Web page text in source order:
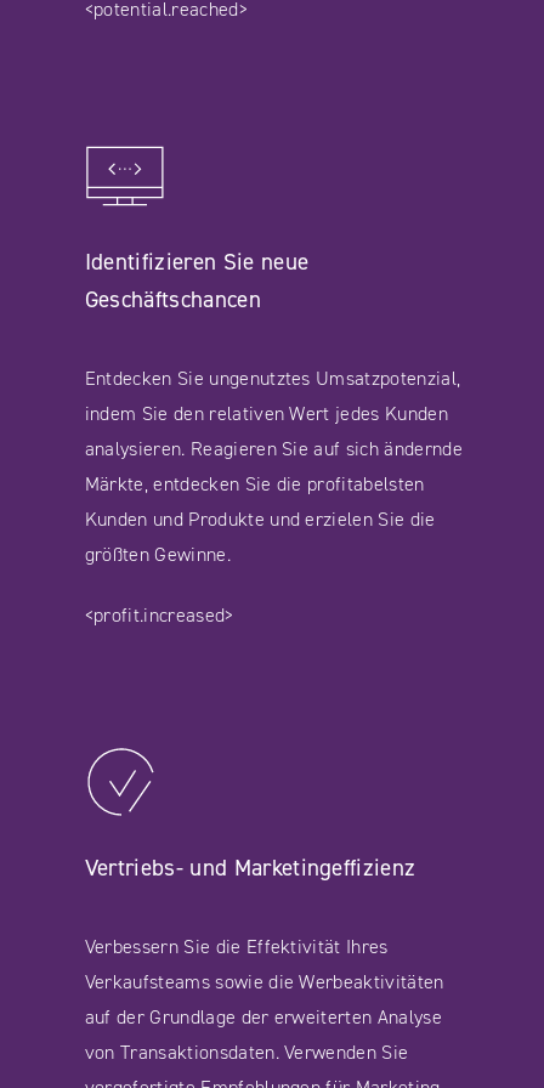
<potential.reached>
Identifizieren Sie neue
Geschäftschancen
Entdecken Sie ungenutztes Umsatzpotenzial,
indem Sie den relativen Wert jedes Kunden
analysieren. Reagieren Sie auf sich ändernde
Märkte, entdecken Sie die profitabelsten
Kunden und Produkte und erzielen Sie die
größten Gewinne.
<profit.increased>
Vertriebs- und Marketingeffizienz
Verbessern Sie die Effektivität Ihres
Verkaufsteams sowie die Werbeaktivitäten
auf der Grundlage der erweiterten Analyse
von Transaktionsdaten. Verwenden Sie